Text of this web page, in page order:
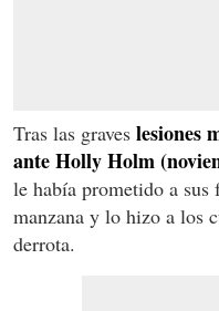
Tras las graves lesiones
ante Holly Holm
le había prometido a sus
manzana y lo hizo a los
derrota.